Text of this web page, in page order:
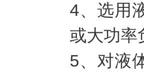
4、选用
或大功率
5、对液